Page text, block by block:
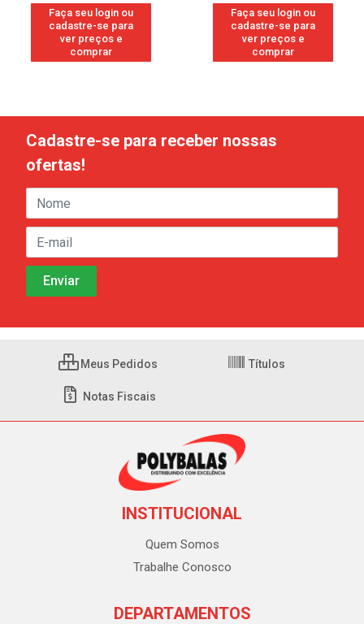
Faça seu login ou
cadastre-se para
ver preços e
comprar
Faça seu login ou
cadastre-se para
ver preços e
comprar
Cadastre-se para receber nossas
ofertas!
Meus Pedidos Títulos
Notas Fiscais
INSTITUCIONAL
Quem Somos
Trabalhe Conosco
DEPARTAMENTOS